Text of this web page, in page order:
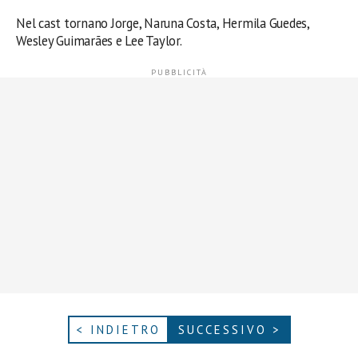
Nel cast tornano Jorge, Naruna Costa, Hermila Guedes,
Wesley Guimarães e Lee Taylor.
< INDIETRO SUCCESSIVO >